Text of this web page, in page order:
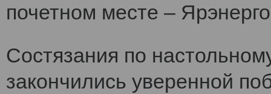
почетном месте –
Состязания по
закончились уверенной